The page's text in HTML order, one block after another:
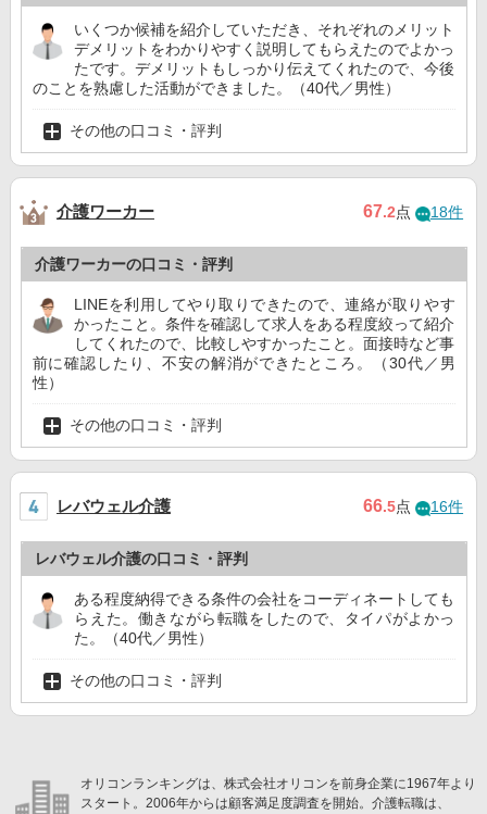
いくつか候補を紹介していただき、それぞれのメリット
デメリットをわかりやすく説明してもらえたのでよかっ
たです。デメリットもしっかり伝えてくれたので、今後
のことを熟慮した活動ができました。（40代／男性）
その他の口コミ・評判
介護ワーカー 67.2点 18件
介護ワーカーの口コミ・評判
LINEを利用してやり取りできたので、連絡が取りやす
かったこと。条件を確認して求人をある程度絞って紹介
してくれたので、比較しやすかったこと。面接時など事
前に確認したり、不安の解消ができたところ。（30代／男
性）
その他の口コミ・評判
レバウェル介護 66.5点 16件
レバウェル介護の口コミ・評判
ある程度納得できる条件の会社をコーディネートしても
らえた。働きながら転職をしたので、タイパがよかっ
た。（40代／男性）
その他の口コミ・評判
オリコンランキングは、株式会社オリコンを前身企業に1967年より
スタート。2006年からは顧客満足度調査を開始。介護転職は、